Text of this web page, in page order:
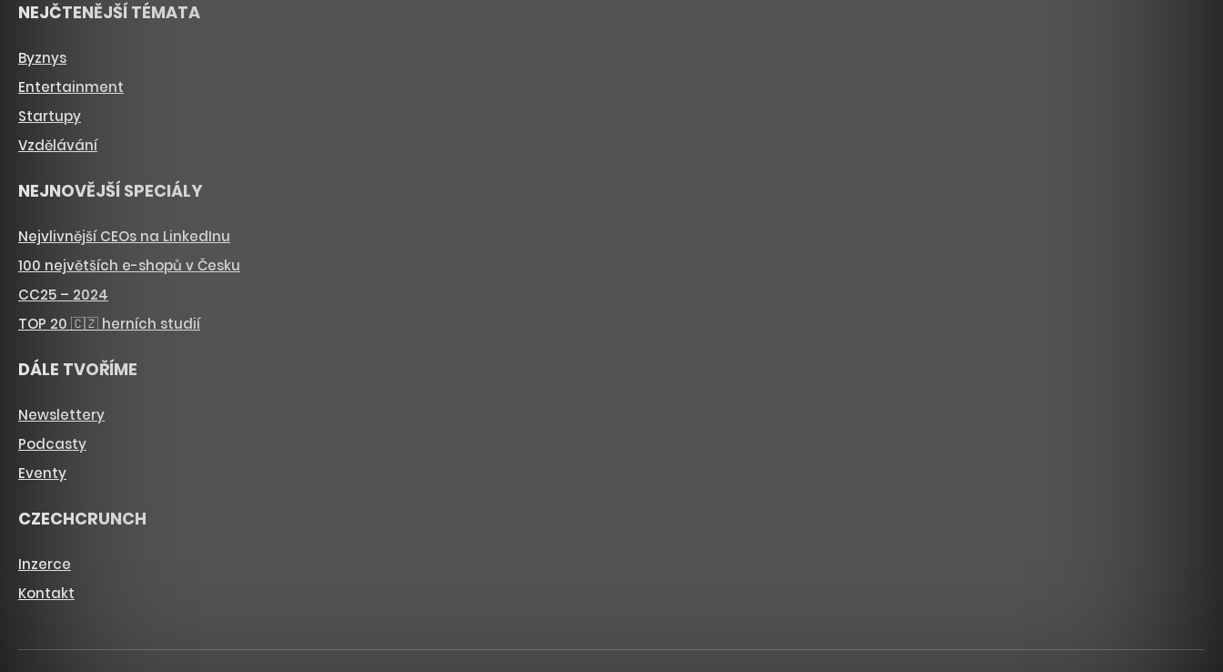
NEJČTENĚJŠÍ TÉMATA
Byznys
Entertainment
Startupy
Vzdělávání
NEJNOVĚJŠÍ SPECIÁLY
Nejvlivnější CEOs na LinkedInu
100 největších e-shopů v Česku
CC25 – 2024
TOP 20 🇨🇿 herních studií
DÁLE TVOŘÍME
Newslettery
Podcasty
Eventy
CZECHCRUNCH
Inzerce
Kontakt